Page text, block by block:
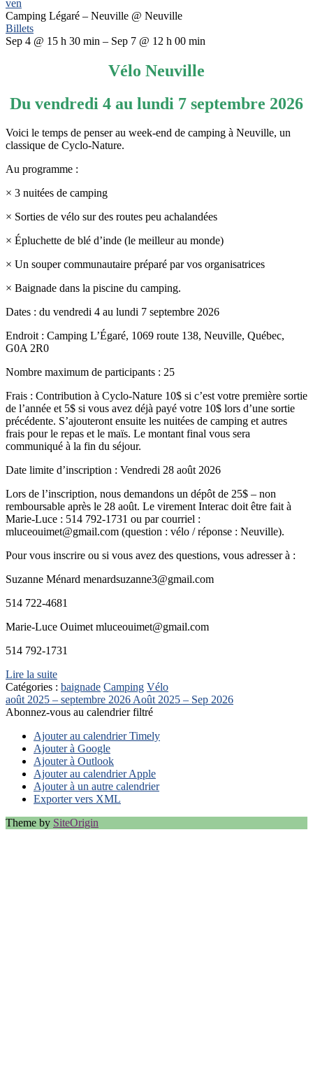
ven
Camping Légaré – Neuville @ Neuville
Billets
Sep 4 @ 15 h 30 min – Sep 7 @ 12 h 00 min
Vélo Neuville
Du vendredi 4 au lundi 7 septembre 2026
Voici le temps de penser au week-end de camping à Neuville, un
classique de Cyclo-Nature.
Au programme :
× 3 nuitées de camping
× Sorties de vélo sur des routes peu achalandées
× Épluchette de blé d’inde (le meilleur au monde)
× Un souper communautaire préparé par vos organisatrices
× Baignade dans la piscine du camping.
Dates : du vendredi 4 au lundi 7 septembre 2026
Endroit : Camping L’Égaré, 1069 route 138, Neuville, Québec,
G0A 2R0
Nombre maximum de participants : 25
Frais : Contribution à Cyclo-Nature 10$ si c’est votre première sortie
de l’année et 5$ si vous avez déjà payé votre 10$ lors d’une sortie
précédente. S’ajouteront ensuite les nuitées de camping et autres
frais pour le repas et le maïs. Le montant final vous sera
communiqué à la fin du séjour.
Date limite d’inscription : Vendredi 28 août 2026
Lors de l’inscription, nous demandons un dépôt de 25$ – non
remboursable après le 28 août. Le virement Interac doit être fait à
Marie-Luce : 514 792-1731 ou par courriel :
mluceouimet@gmail.com (question : vélo / réponse : Neuville).
Pour vous inscrire ou si vous avez des questions, vous adresser à :
Suzanne Ménard menardsuzanne3@gmail.com
514 722-4681
Marie-Luce Ouimet mluceouimet@gmail.com
514 792-1731
Lire la suite
Catégories : baignade Camping Vélo
août 2025 – septembre 2026Août 2025 – Sep 2026
Abonnez-vous au calendrier filtré
Ajouter au calendrier Timely
Ajouter à Google
Ajouter à Outlook
Ajouter au calendrier Apple
Ajouter à un autre calendrier
Exporter vers XML
Theme by SiteOrigin